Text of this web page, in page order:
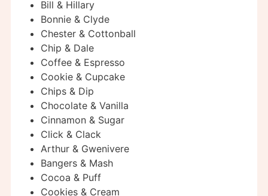
Bill & Hillary
Bonnie & Clyde
Chester & Cottonball
Chip & Dale
Coffee & Espresso
Cookie & Cupcake
Chips & Dip
Chocolate & Vanilla
Cinnamon & Sugar
Click & Clack
Arthur & Gwenivere
Bangers & Mash
Cocoa & Puff
Cookies & Cream